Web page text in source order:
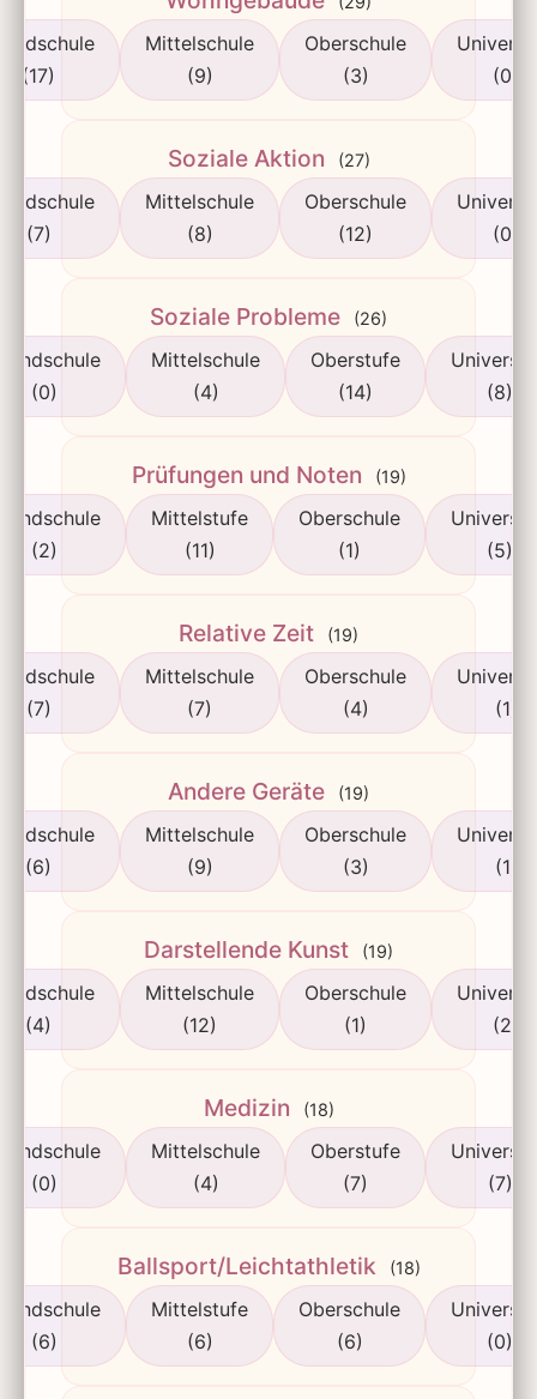
(17)
Mittelschule
(9)
Oberschule
(3)
(0)
Soziale Aktion (27)
(7)
Mittelschule
(8)
Oberschule
(12)
(0)
Soziale Probleme (26)
(0)
Mittelschule
(4)
Oberstufe
(14)
(8)
Prüfungen und Noten (19)
(2)
Mittelstufe
(11)
Oberschule
(1)
(5)
Relative Zeit (19)
(7)
Mittelschule
(7)
Oberschule
(4)
(1)
Andere Geräte (19)
(6)
Mittelschule
(9)
Oberschule
(3)
(1)
Darstellende Kunst (19)
(4)
Mittelschule
(12)
Oberschule
(1)
(2)
Medizin (18)
(0)
Mittelschule
(4)
Oberstufe
(7)
(7)
Ballsport/Leichtathletik (18)
(6)
Mittelstufe
(6)
Oberschule
(6)
(0)